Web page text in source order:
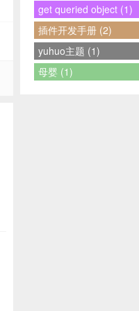
get queried object (1)
插件开发手册 (2)
yuhuo主题 (1)
母婴 (1)